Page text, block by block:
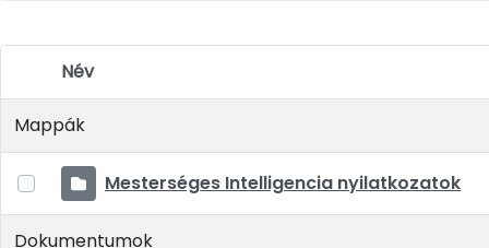
Elem kiválasztása
Név
Mappák
Mesterséges Intelligencia nyilatkozatok
Dokumentumok